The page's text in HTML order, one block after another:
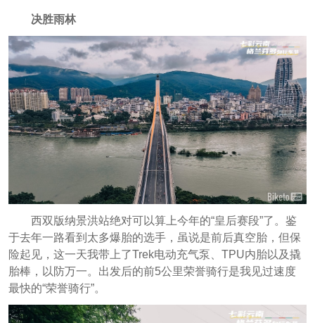
决胜雨林
西双版纳景洪站绝对可以算上今年的“皇后赛段”了。鉴
于去年一路看到太多爆胎的选手，虽说是前后真空胎，但保
险起见，这一天我带上了Trek电动充气泵、TPU内胎以及撬
胎棒，以防万一。出发后的前5公里荣誉骑行是我见过速度
最快的“荣誉骑行”。